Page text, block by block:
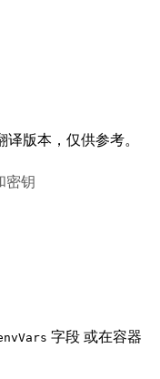
版本，仅供参考。
密钥
字段 或在容器